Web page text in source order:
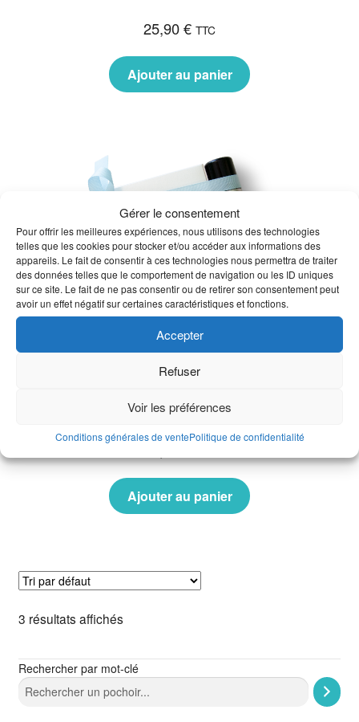
Gérer le consentement
Pour offrir les meilleures expériences, nous utilisons des technologies
telles que les cookies pour stocker et/ou accéder aux informations des
appareils. Le fait de consentir à ces technologies nous permettra de traiter
des données telles que le comportement de navigation ou les ID uniques
sur ce site. Le fait de ne pas consentir ou de retirer son consentement peut
avoir un effet négatif sur certaines caractéristiques et fonctions.
Accepter
Refuser
Voir les préférences
Conditions générales de ventePolitique de confidentialité
25,90€ TTC
Ajouter au panier
La box un peu…
Ajouter au panier
3 résultats affichés
Rechercher par mot-clé